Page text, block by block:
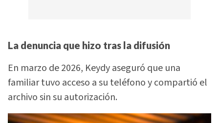
La denuncia que hizo tras la difusión
En marzo de 2026, Keydy aseguró que una
familiar tuvo acceso a su teléfono y compartió el
archivo sin su autorización.